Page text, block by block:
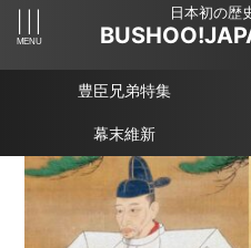
日本初の歴
豊臣兄弟特集
幕末維新